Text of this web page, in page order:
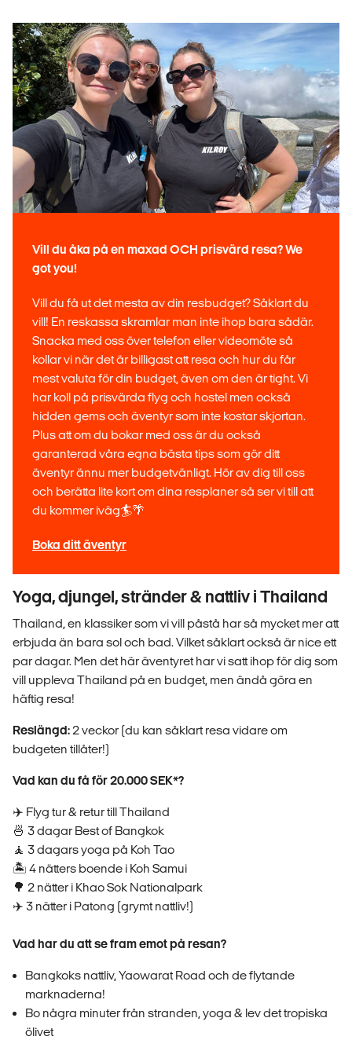
Vill du åka på en maxad OCH prisvärd resa? We
got you!
Vill du få ut det mesta av din resbudget? Såklart du
vill! En reskassa skramlar man inte ihop bara sådär.
Snacka med oss över telefon eller videomöte så
kollar vi när det är billigast att resa och hur du får
mest valuta för din budget, även om den är tight. Vi
har koll på prisvärda flyg och hostel men också
hidden gems och äventyr som inte kostar skjortan.
Plus att om du bokar med oss är du också
garanterad våra egna bästa tips som gör ditt
äventyr ännu mer budgetvänligt. Hör av dig till oss
och berätta lite kort om dina resplaner så ser vi till att
du kommer iväg🏄🌴
Boka ditt äventyr
Yoga, djungel, stränder & nattliv i Thailand
Thailand, en klassiker som vi vill påstå har så mycket mer att
erbjuda än bara sol och bad. Vilket såklart också är nice ett
par dagar. Men det här äventyret har vi satt ihop för dig som
vill uppleva Thailand på en budget, men ändå göra en
häftig resa!
Reslängd:2 veckor (du kan såklart resa vidare om
budgeten tillåter!)
Vad kan du få för 20.000 SEK*?
✈️ Flyg tur & retur till Thailand
🍜 3 dagar Best of Bangkok
🧘 3 dagars yoga på Koh Tao
🏝️ 4 nätters boende i Koh Samui
🌳 2 nätter i Khao Sok Nationalpark
✈️ 3 nätter i Patong (grymt nattliv!)
Vad har du att se fram emot på resan?
Bangkoks nattliv, Yaowarat Road och de flytande
marknaderna!
Bo några minuter från stranden, yoga & lev det tropiska
ölivet